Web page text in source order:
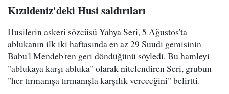
Kızıldeniz'deki Husi saldırıları
Husilerin askeri sözcüsü Yahya Seri, 5 Ağustos'ta
ablukanın ilk iki haftasında en az 29 Suudi gemisinin
Babu'l Mendeb'ten geri döndüğünü söyledi. Bu hamleyi
"ablukaya karşı abluka" olarak nitelendiren Seri, grubun
"her tırmanışa tırmanışla karşılık vereceğini" belirtti.